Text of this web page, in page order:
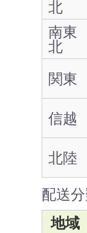
北
南東
北
関東
信越
北陸
配送
地域